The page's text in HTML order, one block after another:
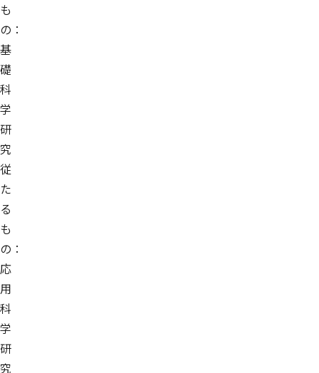
も
の：
基
礎
科
学
研
究
従
た
る
も
の：
応
用
科
学
研
究